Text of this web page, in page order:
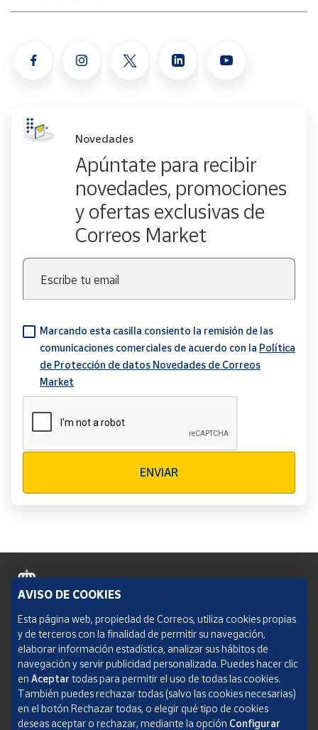
Novedades
Apúntate para recibir
novedades, promociones
y ofertas exclusivas de
Correos Market
Escribe tu email
Marcando esta casilla consiento la remisión de las
comunicaciones comerciales de acuerdo con la Política
de Protección de datos Novedades de Correos
Market
ENVIAR
Política de cookies
Aviso legal
Condiciones del servicio
Política de Privacidad Web
AVISO DE COOKIES
Esta página web, propiedad de Correos, utiliza cookies propias
y de terceros con la finalidad de permitir su navegación,
elaborar información estadística, analizar sus hábitos de
navegación y servir publicidad personalizada. Puedes hacer clic
en Aceptar todas para permitir el uso de todas las cookies.
También puedes rechazar todas (salvo las cookies necesarias)
en el botón Rechazar todas, o elegir qué tipo de cookies
deseas aceptar o rechazar, mediante la opción Configurar